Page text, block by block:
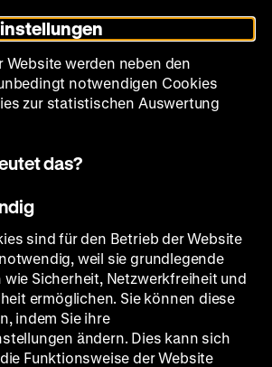
2016, 18.00 - 00.00 Uhr
/ Die
Zauberer
/ Die
Zauberer
Website werden neben den
notwendigen Cookies
zur statistischen Auswertung
das?
sind für den Betrieb der Website
weil sie grundlegende
wie Sicherheit, Netzwerkfreiheit und
ermöglichen. Sie können diese
indem Sie ihre
ändern. Dies kann sich
Funktionsweise der Website